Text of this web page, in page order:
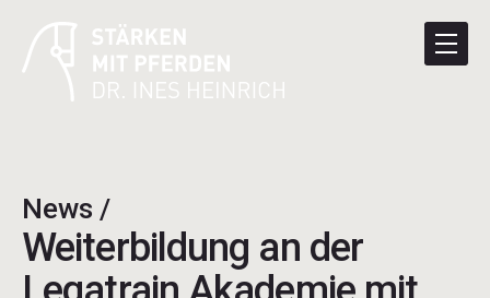
News /
Weiterbildung an der